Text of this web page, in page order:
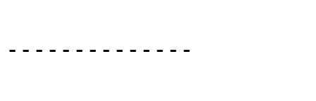
--------------